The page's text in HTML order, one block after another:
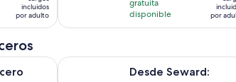
de
$297.
por
adulto
incluidos
por adulto
opiniones
gratuita
disponible
de
$166.
adulto
por
por el glaciar por el Parque Nacional de los
Desde Seward:
Desde Seward: crucero de medio